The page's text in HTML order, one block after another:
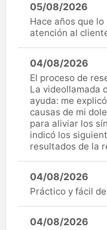
05/08/2026
Hace años que
atención al
04/08/2026
El proceso de
La videollamada
ayuda: me
causas de mi
para aliviar los
indicó los
resultados de la
04/08/2026
Práctico y fácil
04/08/2026